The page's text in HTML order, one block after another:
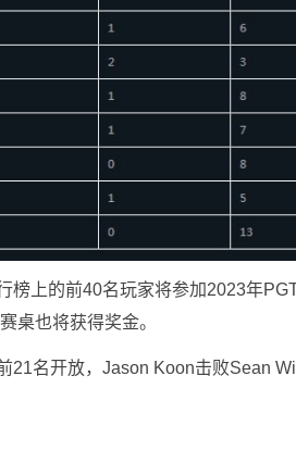
榜上的前40名玩家将参加2023年
桌也将获得奖金。
21名开放，Jason Koon击败Sean